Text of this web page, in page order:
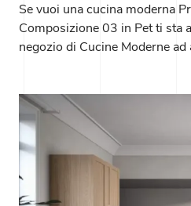
Se vuoi una cucina moderna
Composizione 03 in Pet ti sta
negozio di Cucine Moderne ad